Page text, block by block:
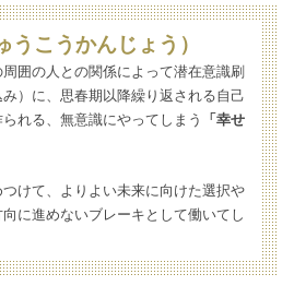
こうかんじょう）
囲の人との関係によって潜在意識刷
）に、思春期以降繰り返される自己
れる、無意識にやってしまう
「幸せ
つけて、よりよい未来に向けた選択や
に進めないブレーキとして働いてし